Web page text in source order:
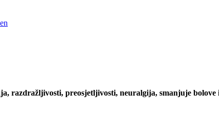
razdražljivosti, preosjetljivosti, neuralgija, smanjuje bolove